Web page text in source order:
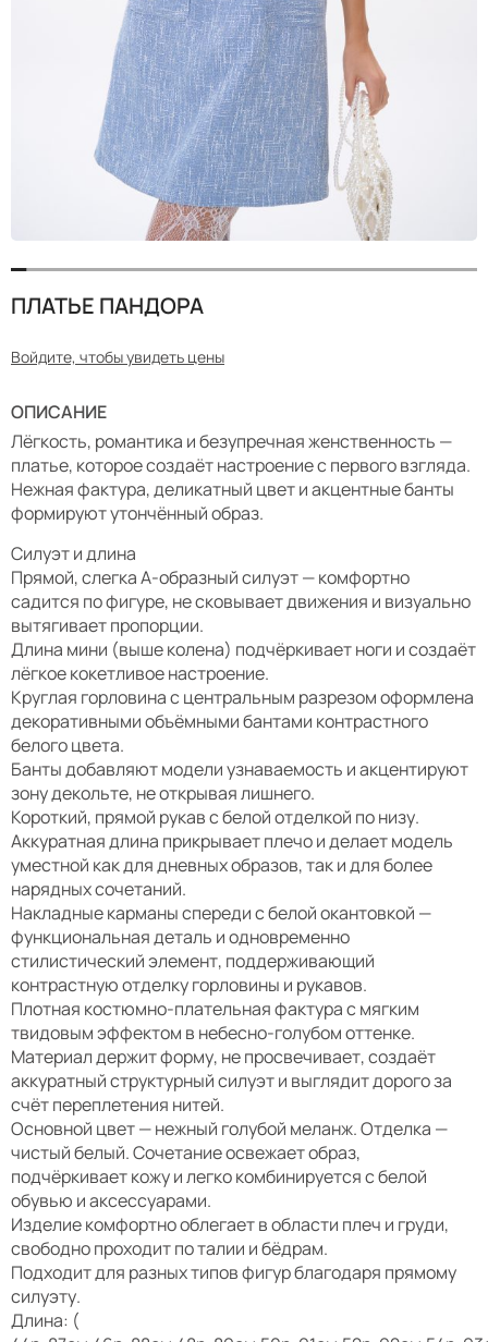
ПЛАТЬЕ ПАНДОРА
Войдите, чтобы увидеть цены
ОПИСАНИЕ
Лёгкость, романтика и безупречная женственность —
платье, которое создаёт настроение с первого взгляда.
Нежная фактура, деликатный цвет и акцентные банты
формируют утончённый образ.
Силуэт и длина
Прямой, слегка А-образный силуэт — комфортно
садится по фигуре, не сковывает движения и визуально
вытягивает пропорции.
Длина мини (выше колена) подчёркивает ноги и создаёт
лёгкое кокетливое настроение.
Круглая горловина с центральным разрезом оформлена
декоративными объёмными бантами контрастного
белого цвета.
Банты добавляют модели узнаваемость и акцентируют
зону декольте, не открывая лишнего.
Короткий, прямой рукав с белой отделкой по низу.
Аккуратная длина прикрывает плечо и делает модель
уместной как для дневных образов, так и для более
нарядных сочетаний.
Накладные карманы спереди с белой окантовкой —
функциональная деталь и одновременно
стилистический элемент, поддерживающий
контрастную отделку горловины и рукавов.
Плотная костюмно-плательная фактура с мягким
твидовым эффектом в небесно-голубом оттенке.
Материал держит форму, не просвечивает, создаёт
аккуратный структурный силуэт и выглядит дорого за
счёт переплетения нитей.
Основной цвет — нежный голубой меланж. Отделка —
чистый белый. Сочетание освежает образ,
подчёркивает кожу и легко комбинируется с белой
обувью и аксессуарами.
Изделие комфортно облегает в области плеч и груди,
свободно проходит по талии и бёдрам.
Подходит для разных типов фигур благодаря прямому
силуэту.
Длина: (